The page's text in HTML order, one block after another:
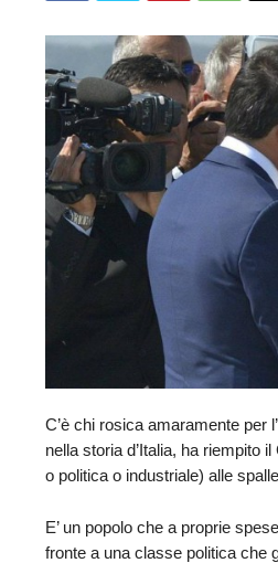
C’è chi rosica amaramente per
nella storia d’Italia, ha riempito
o politica o industriale) alle
E’ un popolo che a proprie
fronte a una classe politica che